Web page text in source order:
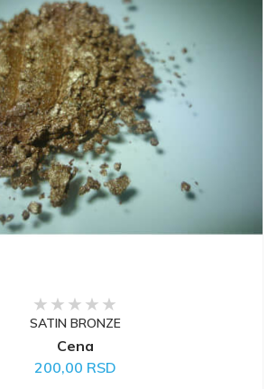
SATIN BRONZE
Cena
200,00 RSD